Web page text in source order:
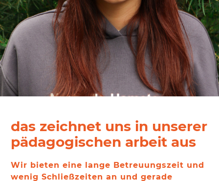
das zeichnet uns in unserer
pädagogischen arbeit aus
Wir bieten eine lange Betreuungszeit und
wenig Schließzeiten an und gerade